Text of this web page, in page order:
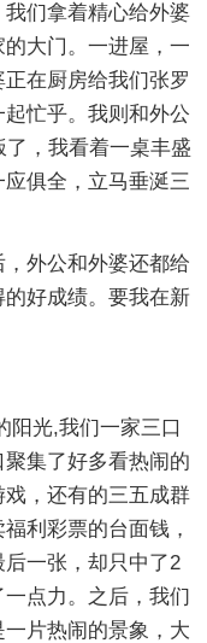
们拿着精心给外婆
大门。一进屋，一
在厨房给我们张罗
忙乎。我则和外公
，我看着一桌丰盛
俱全，立马垂涎三
外公和外婆还都给
好成绩。要我在新
阳光,我们一家三口
集了好多看热闹的
，还有的三五成群
利彩票的台面钱，
一张，却只中了2
点力。之后，我们
片热闹的景象，大